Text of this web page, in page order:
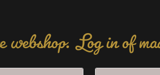
Log in of